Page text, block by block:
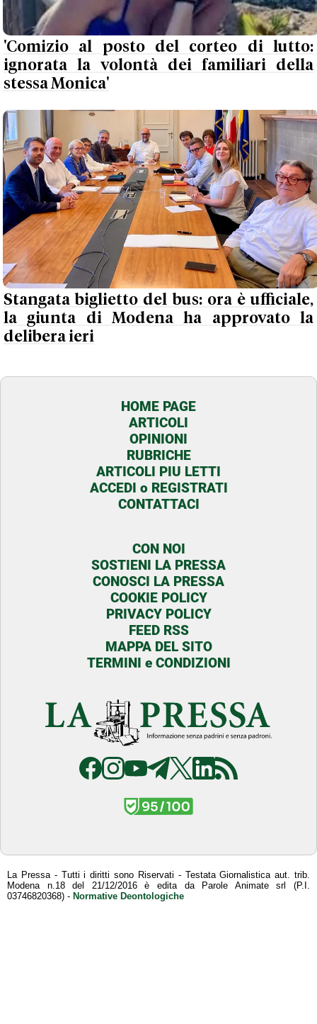
'Comizio al posto del corteo di lutto:
ignorata la volontà dei familiari della
stessa Monica'
Stangata biglietto del bus: ora è ufficiale,
la giunta di Modena ha approvato la
delibera ieri
HOME PAGE
ARTICOLI
OPINIONI
RUBRICHE
ARTICOLI PIU LETTI
ACCEDI o REGISTRATI
CONTATTACI
CON NOI
SOSTIENI LA PRESSA
CONOSCI LA PRESSA
COOKIE POLICY
PRIVACY POLICY
FEED RSS
MAPPA DEL SITO
TERMINI e CONDIZIONI
La Pressa - Tutti i diritti sono Riservati - Testata Giornalistica aut. trib.
Modena n.18 del 21/12/2016 è edita da Parole Animate srl (P.I.
03746820368) - Normative Deontologiche